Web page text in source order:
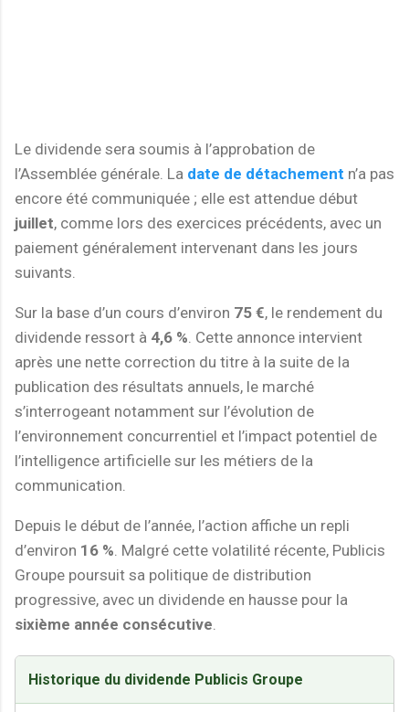
Le dividende sera soumis à l’approbation de
l’Assemblée générale. La date de détachement n’a pas
encore été communiquée ; elle est attendue début
juillet, comme lors des exercices précédents, avec un
paiement généralement intervenant dans les jours
suivants.
Sur la base d’un cours d’environ 75 €, le rendement du
dividende ressort à 4,6 % . Cette annonce intervient
après une nette correction du titre à la suite de la
publication des résultats annuels, le marché
s’interrogeant notamment sur l’évolution de
l’environnement concurrentiel et l’impact potentiel de
l’intelligence artificielle sur les métiers de la
communication.
Depuis le début de l’année, l’action affiche un repli
d’environ 16 % . Malgré cette volatilité récente, Publicis
Groupe poursuit sa politique de distribution
progressive, avec un dividende en hausse pour la
sixième année consécutive
Historique du dividende Publicis Groupe